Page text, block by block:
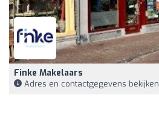
Finke Makelaars
Adres en contactgegevens bekijken